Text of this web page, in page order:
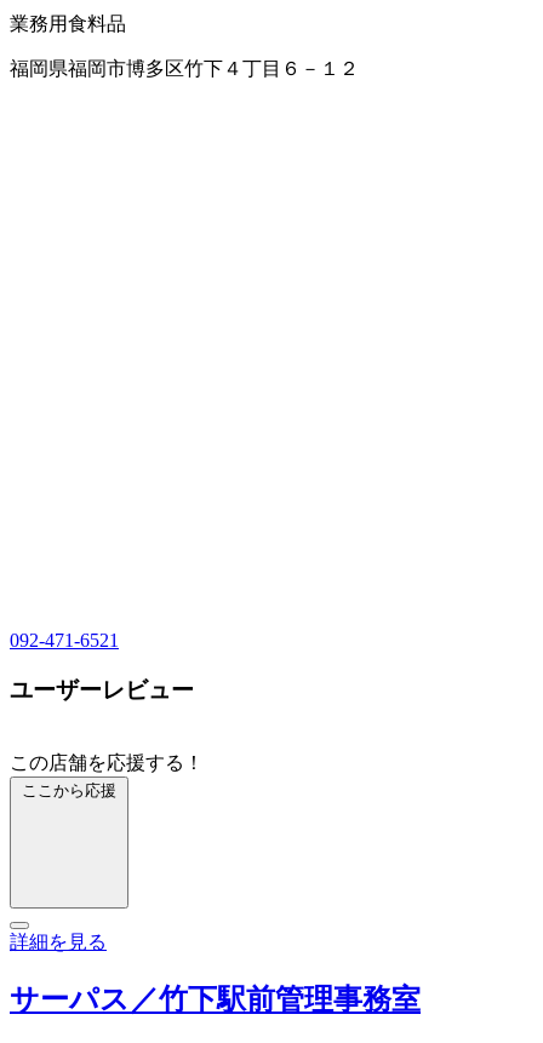
業務用食料品
福岡県福岡市博多区竹下４丁目６－１２
092-471-6521
ユーザーレビュー
この店舗を応援する！
ここから応援
詳細を見る
サーパス／竹下駅前管理事務室